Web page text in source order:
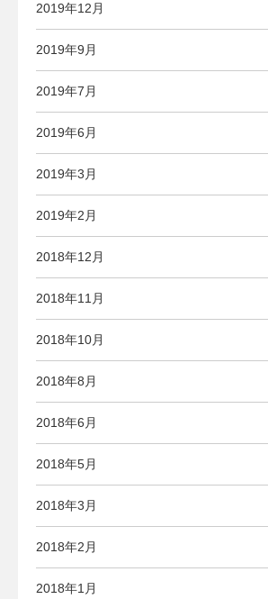
2019年12月
2019年9月
2019年7月
2019年6月
2019年3月
2019年2月
2018年12月
2018年11月
2018年10月
2018年8月
2018年6月
2018年5月
2018年3月
2018年2月
2018年1月